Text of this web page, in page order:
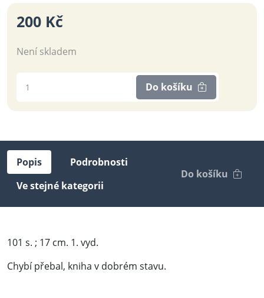
200 Kč
Není skladem
Do košíku
Popis
Podrobnosti
Ve stejné kategorii
Do košíku
101 s. ; 17 cm. 1. vyd.
Chybí přebal, kniha v dobrém stavu.